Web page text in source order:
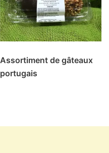
Assortiment de gâteaux
portugais